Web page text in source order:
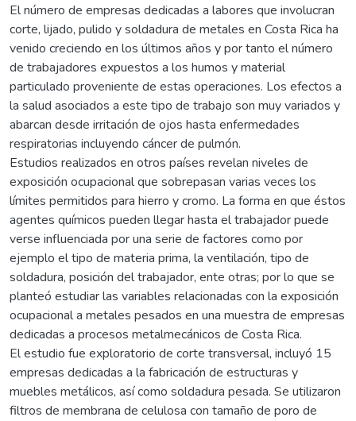
El número de empresas dedicadas a labores que involucran
corte, lijado, pulido y soldadura de metales en Costa Rica ha
venido creciendo en los últimos años y por tanto el número
de trabajadores expuestos a los humos y material
particulado proveniente de estas operaciones. Los efectos a
la salud asociados a este tipo de trabajo son muy variados y
abarcan desde irritación de ojos hasta enfermedades
respiratorias incluyendo cáncer de pulmón.
Estudios realizados en otros países revelan niveles de
exposición ocupacional que sobrepasan varias veces los
límites permitidos para hierro y cromo. La forma en que éstos
agentes químicos pueden llegar hasta el trabajador puede
verse influenciada por una serie de factores como por
ejemplo el tipo de materia prima, la ventilación, tipo de
soldadura, posición del trabajador, ente otras; por lo que se
planteó estudiar las variables relacionadas con la exposición
ocupacional a metales pesados en una muestra de empresas
dedicadas a procesos metalmecánicos de Costa Rica.
El estudio fue exploratorio de corte transversal, incluyó 15
empresas dedicadas a la fabricación de estructuras y
muebles metálicos, así como soldadura pesada. Se utilizaron
filtros de membrana de celulosa con tamaño de poro de